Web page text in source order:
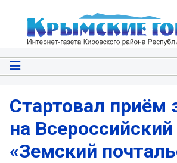
Стартовал приём
на
«Земский